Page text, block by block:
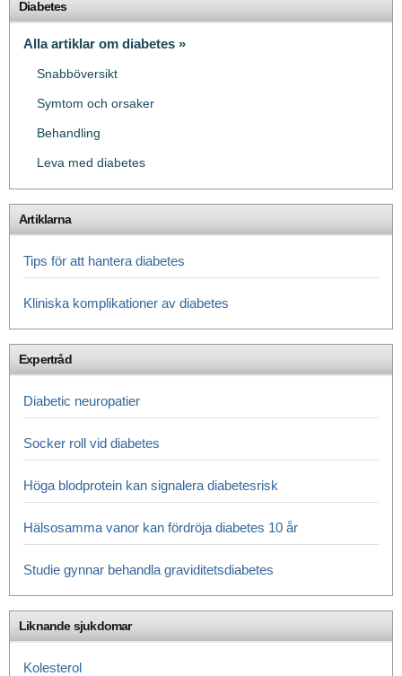
Diabetes
Alla artiklar om diabetes »
Snabböversikt
Symtom och orsaker
Behandling
Leva med diabetes
Artiklarna
Tips för att hantera diabetes
Kliniska komplikationer av diabetes
Expertråd
Diabetic neuropatier
Socker roll vid diabetes
Höga blodprotein kan signalera diabetesrisk
Hälsosamma vanor kan fördröja diabetes 10 år
Studie gynnar behandla graviditetsdiabetes
Liknande sjukdomar
Kolesterol